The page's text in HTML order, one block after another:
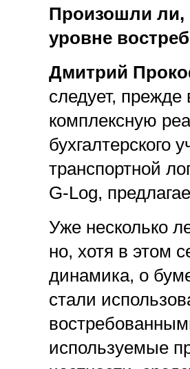
Произошли ли,
уровне
Дмитрий
следует,
комплексную
бухгалтерского
транспортной
G-Log,
Уже несколько
но, хотя в этом
динамика, о
стали
используемые